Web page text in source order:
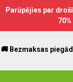
Parūpējies par
🚚 Bezmaksas